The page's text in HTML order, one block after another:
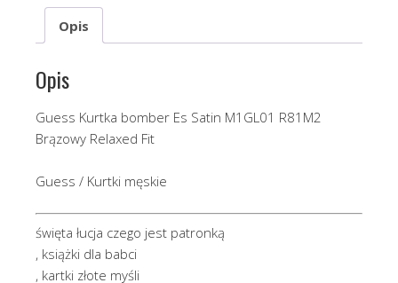
Opis
Opis
Guess Kurtka bomber Es Satin M1GL01 R81M2
Brązowy Relaxed Fit
Guess / Kurtki męskie
święta łucja czego jest patronką
, książki dla babci
, kartki złote myśli